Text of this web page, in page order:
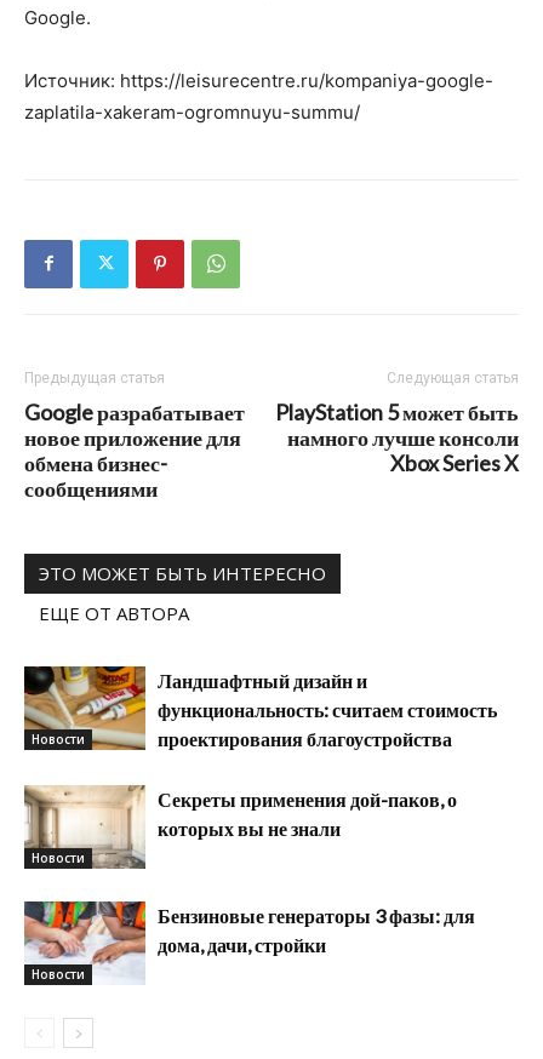
Google.
Источник: https://leisurecentre.ru/kompaniya-google-
zaplatila-xakeram-ogromnuyu-summu/
Предыдущая статья
Google разрабатывает
новое приложение для
обмена бизнес-
сообщениями
Следующая статья
PlayStation 5 может быть
намного лучше консоли
Xbox Series X
ЭТО МОЖЕТ БЫТЬ ИНТЕРЕСНО
ЕЩЕ ОТ АВТОРА
Новости
Ландшафтный дизайн и
функциональность: считаем стоимость
проектирования благоустройства
Новости
Секреты применения дой-паков, о
которых вы не знали
Новости
Бензиновые генераторы 3 фазы: для
дома, дачи, стройки